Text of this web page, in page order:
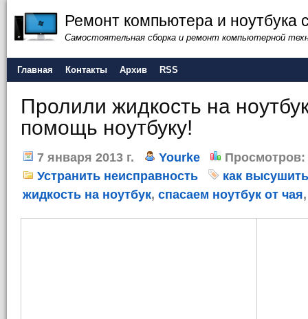
Ремонт компьютера и ноутбука
Самостоятельная сборка и ремонт компьютерной
Главная Контакты Архив RSS
Пролили жидкость на
помощь ноутбуку!
7 января 2013 г. Yourke Просмотров:
Устранить неисправность
как
жидкость на ноутбук, спасаем ноутбук от чая